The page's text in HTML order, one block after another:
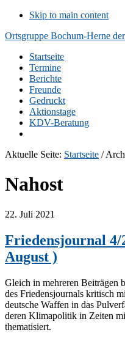
Skip to main content
Ortsgruppe Bochum-Herne
Startseite
Termine
Berichte
Freunde
Gedruckt
Aktionstage
KDV-Beratung
Aktuelle Seite: Startseite /
Nahost
22. Juli 2021
Friedensjournal 4/
August )
Gleich in mehreren Beiträgen
des Friedensjournals kritisch
deutsche Waffen in das
deren Klimapolitik in Zeiten
thematisiert.